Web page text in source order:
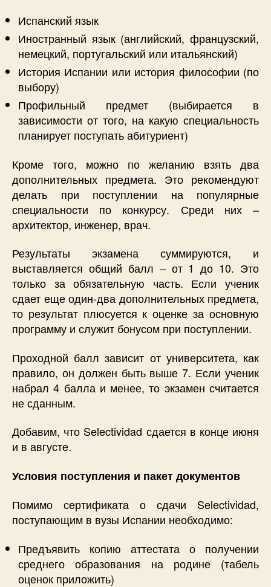
Испанский язык
Иностранный язык (английский, французский,
немецкий, португальский или итальянский)
История Испании или история философии (по
выбору)
Профильный предмет (выбирается в
зависимости от того, на какую специальность
планирует поступать абитуриент)
Кроме того, можно по желанию взять два
дополнительных предмета. Это рекомендуют
делать при поступлении на популярные
специальности по конкурсу. Среди них –
архитектор, инженер, врач.
Результаты экзамена суммируются, и
выставляется общий балл – от 1 до 10. Это
только за обязательную часть. Если ученик
сдает еще один-два дополнительных предмета,
то результат плюсуется к оценке за основную
программу и служит бонусом при поступлении.
Проходной балл зависит от университета, как
правило, он должен быть выше 7. Если ученик
набрал 4 балла и менее, то экзамен считается
не сданным.
Добавим, что Selectividad сдается в конце июня
и в августе.
Условия поступления и пакет документов
Помимо сертификата о сдачи Selectividad,
поступающим в вузы Испании необходимо:
Предъявить копию аттестата о получении
среднего образования на родине (табель
оценок приложить)